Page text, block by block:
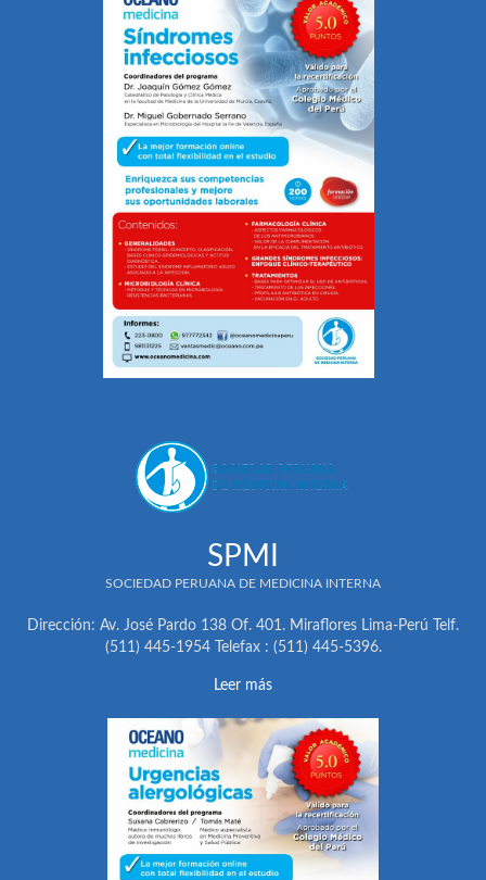
SPMI
SOCIEDAD PERUANA DE MEDICINA INTERNA
Dirección: Av. José Pardo 138 Of. 401. Miraflores Lima-Perú Telf.
(511) 445-1954 Telefax : (511) 445-5396.
Leer más